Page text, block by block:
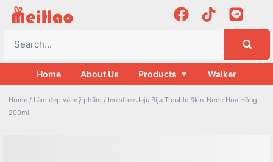
Home About Us Products Walker
Home / Làm đẹp và mỹ phẩm / Innisfree Jeju Bija Trouble Skin-Nước Hoa Hồng-
200ml